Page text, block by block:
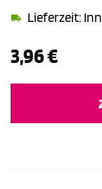
3,96€
Lieferzeit: